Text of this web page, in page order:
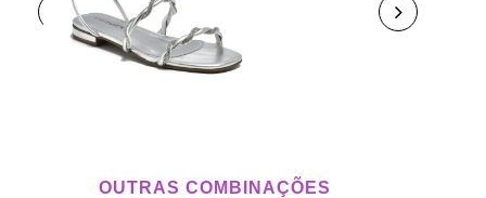
OUTRAS COMBINAÇÕES